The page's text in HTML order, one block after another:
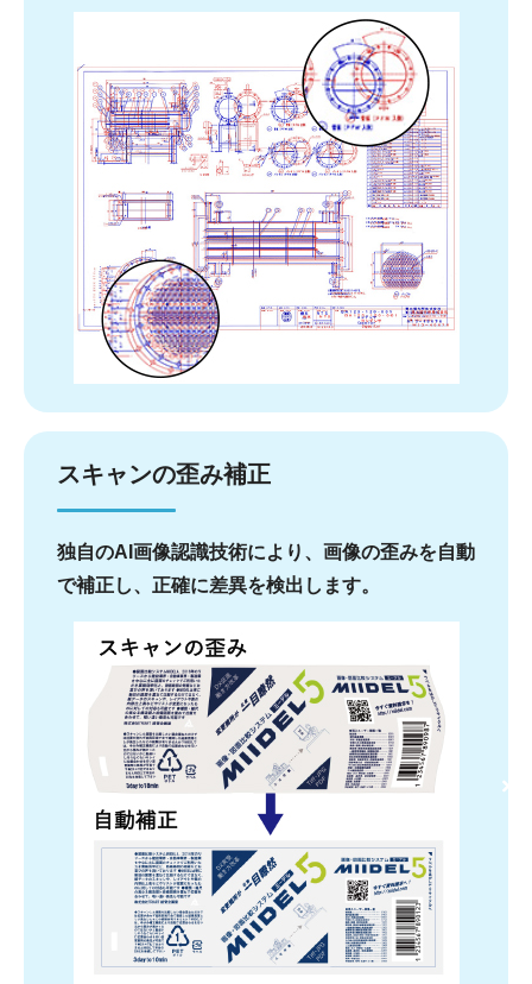
スキャンの歪み補正
独自のAI画像認識技術により、画像の歪みを自動
で補正し、正確に差異を検出します。